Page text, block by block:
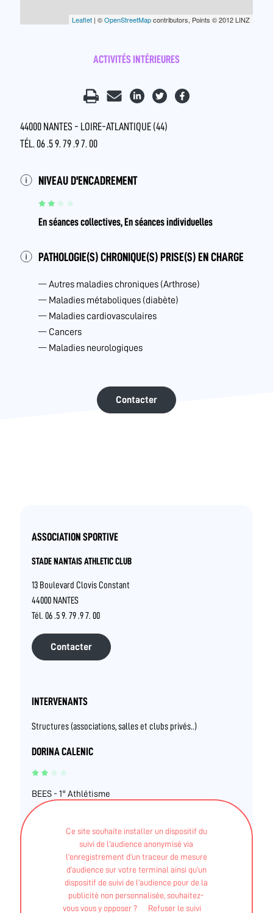
Ce site souhaite installer un dispositif du
suivi de l’audience anonymisé via
l’enregistrement d’un traceur de mesure
d’audience sur votre terminal ainsi qu’un
dispositif de suivi de l’audience pour de la
publicité non personnalisée, souhaitez-
vous vous y opposer ?
Refuser le suivi
Leaflet | ©OpenStreetMapcontributors, Points © 2012 LINZ
ACTIVITÉS INTÉRIEURES
44000 NANTES - LOIRE-ATLANTIQUE (44)
TÉL. 06 .5 9. 79 .9 7. 00
NIVEAU D'ENCADREMENT
En séances collectives, En séances individuelles
PATHOLOGIE(S) CHRONIQUE(S) PRISE(S) EN CHARGE
Autres maladies chroniques (Arthrose)
Maladies métaboliques (diabète)
Maladies cardiovasculaires
Cancers
Maladies neurologiques
Contacter
ASSOCIATION SPORTIVE
STADE NANTAIS ATHLETIC CLUB
13 Boulevard Clovis Constant
44000 NANTES
Tél. 06 .5 9. 79 .9 7. 00
Contacter
INTERVENANTS
Structures (associations, salles et clubs privés..)
DORINA CALENIC
BEES - 1° Athlétisme
marche nordique
Diplôme fédéral - FSCF - Module 1 et 2 "sport sur
ordonnance" - Form+
Autre - DE infirmière